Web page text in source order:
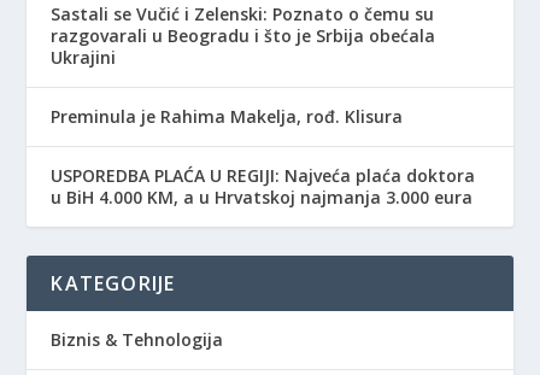
Sastali se Vučić i Zelenski: Poznato o čemu su
razgovarali u Beogradu i što je Srbija obećala
Ukrajini
Preminula je Rahima Makelja, rođ. Klisura
USPOREDBA PLAĆA U REGIJI: Najveća plaća doktora
u BiH 4.000 KM, a u Hrvatskoj najmanja 3.000 eura
KATEGORIJE
Biznis & Tehnologija